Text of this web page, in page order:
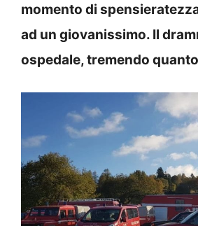
momento di
ad un giovanissimo. Il
ospedale, tremendo